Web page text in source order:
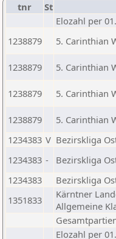
tnr St
Elozahl per
1238879
5. Carinthian
1238879 5. Carinthian
1238879 5. Carinthian
1238879 5. Carinthian
1234383 V Bezirskliga
1234383 - Bezirskliga
1234383
Bezirskliga
1351833
Kärntner
Allgemeine
Elozahl per